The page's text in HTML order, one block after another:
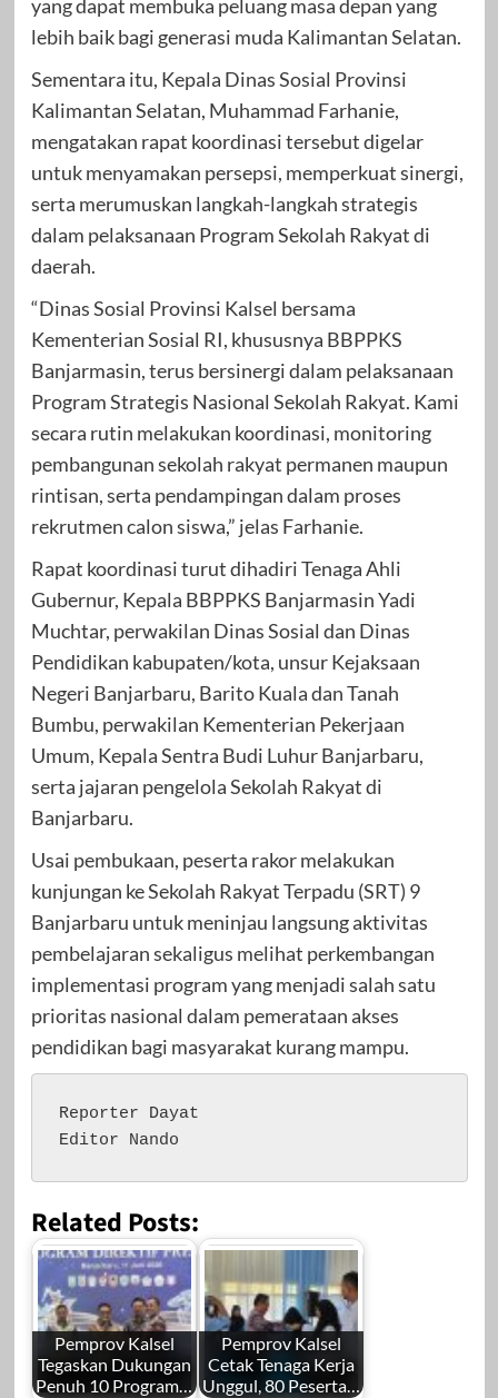
yang dapat membuka peluang masa depan yang
lebih baik bagi generasi muda Kalimantan Selatan.
Sementara itu, Kepala Dinas Sosial Provinsi
Kalimantan Selatan, Muhammad Farhanie,
mengatakan rapat koordinasi tersebut digelar
untuk menyamakan persepsi, memperkuat sinergi,
serta merumuskan langkah-langkah strategis
dalam pelaksanaan Program Sekolah Rakyat di
daerah.
“Dinas Sosial Provinsi Kalsel bersama
Kementerian Sosial RI, khususnya BBPPKS
Banjarmasin, terus bersinergi dalam pelaksanaan
Program Strategis Nasional Sekolah Rakyat. Kami
secara rutin melakukan koordinasi, monitoring
pembangunan sekolah rakyat permanen maupun
rintisan, serta pendampingan dalam proses
rekrutmen calon siswa,” jelas Farhanie.
Rapat koordinasi turut dihadiri Tenaga Ahli
Gubernur, Kepala BBPPKS Banjarmasin Yadi
Muchtar, perwakilan Dinas Sosial dan Dinas
Pendidikan kabupaten/kota, unsur Kejaksaan
Negeri Banjarbaru, Barito Kuala dan Tanah
Bumbu, perwakilan Kementerian Pekerjaan
Umum, Kepala Sentra Budi Luhur Banjarbaru,
serta jajaran pengelola Sekolah Rakyat di
Banjarbaru.
Usai pembukaan, peserta rakor melakukan
kunjungan ke Sekolah Rakyat Terpadu (SRT) 9
Banjarbaru untuk meninjau langsung aktivitas
pembelajaran sekaligus melihat perkembangan
implementasi program yang menjadi salah satu
prioritas nasional dalam pemerataan akses
pendidikan bagi masyarakat kurang mampu.
Reporter Dayat
Editor Nando
Related Posts:
Pemprov Kalsel
Tegaskan Dukungan
Penuh 10 Program…
Pemprov Kalsel
Cetak Tenaga Kerja
Unggul, 80 Peserta…